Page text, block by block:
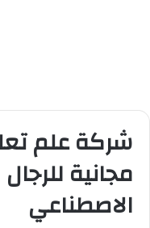
شركة علم
مجانية
الاصطناعي